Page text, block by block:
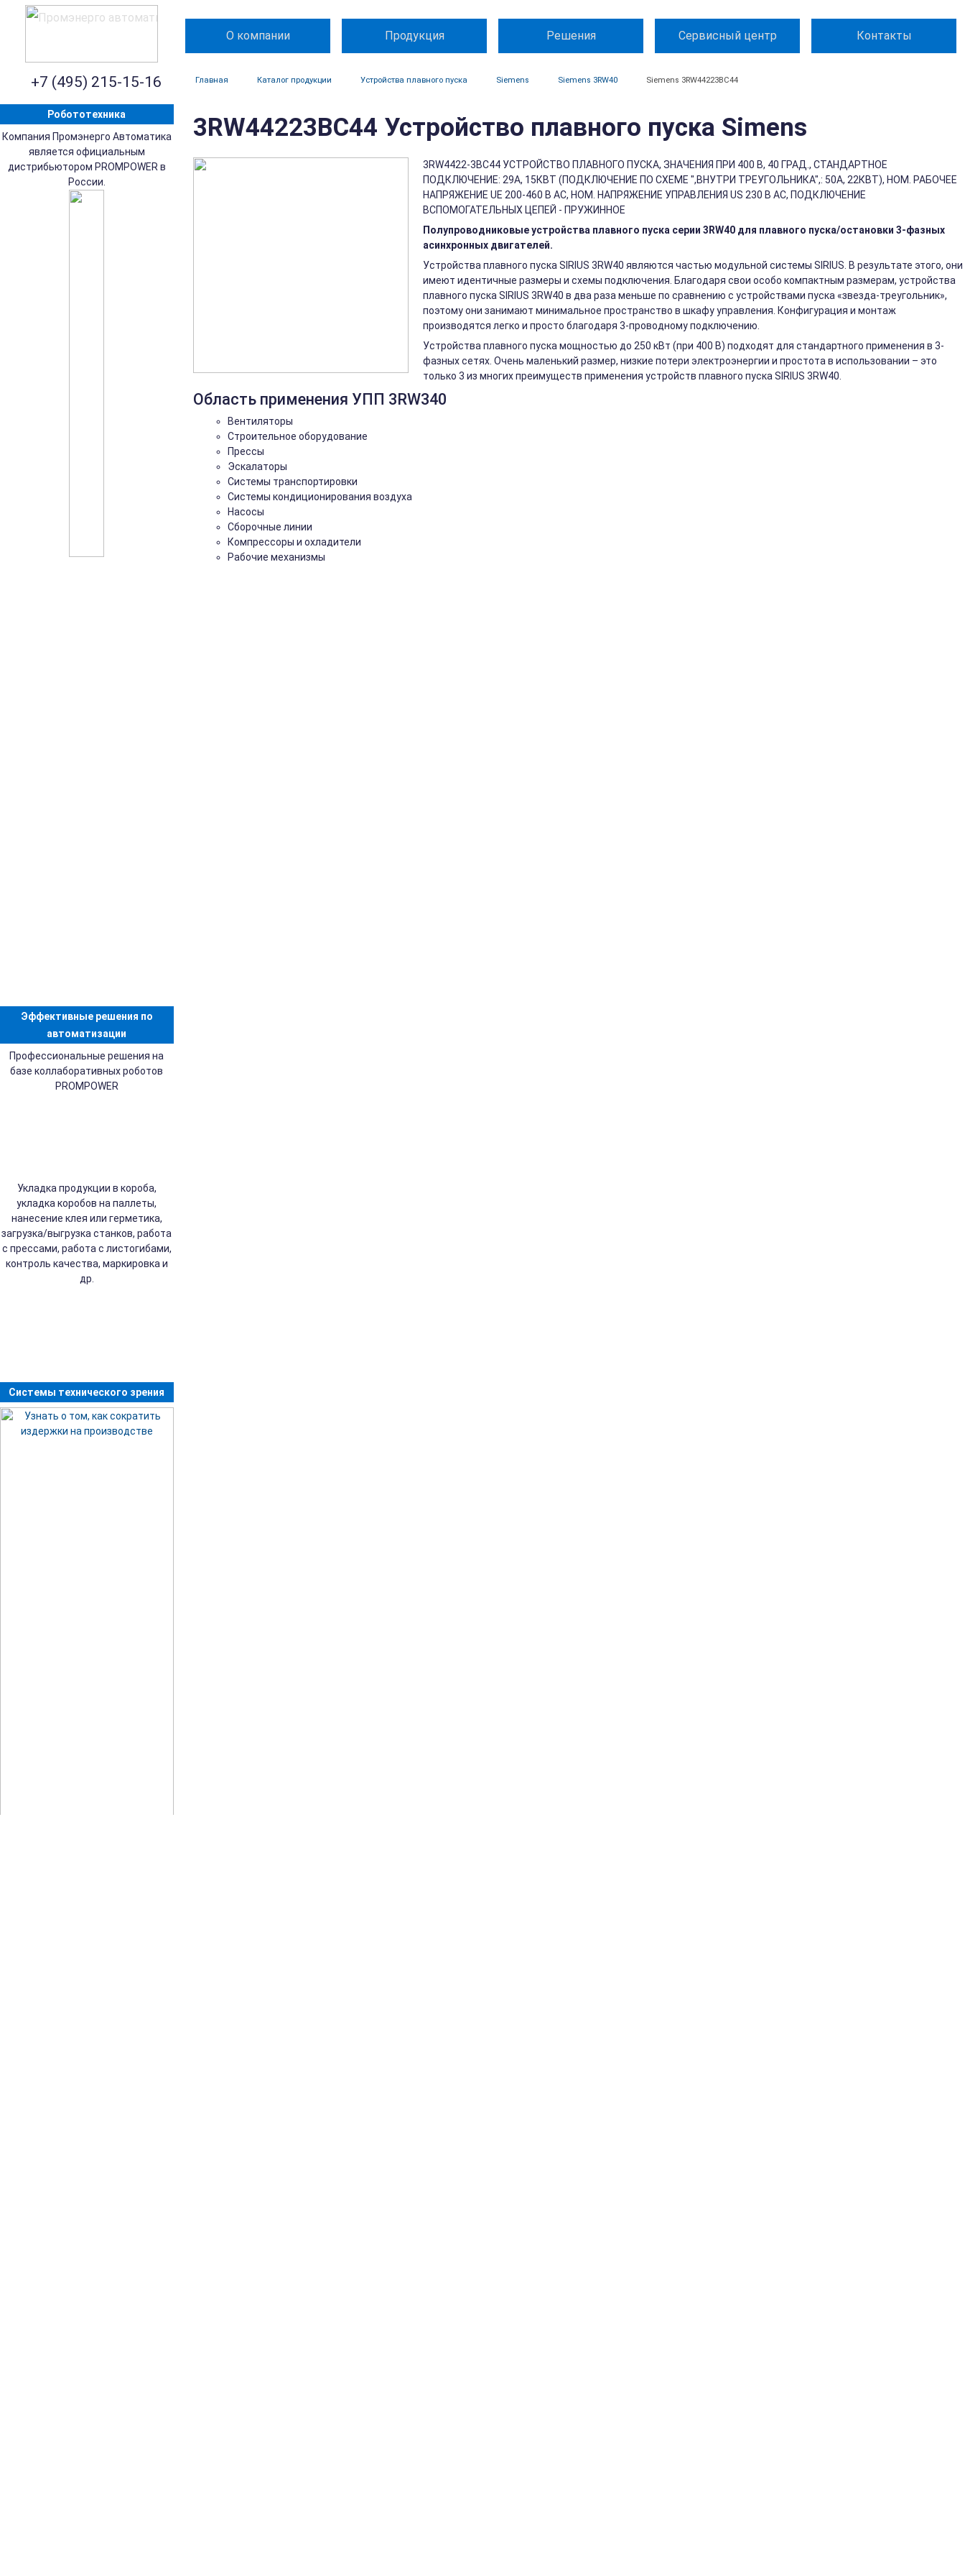
О компании Продукция Решения Сервисный центр Контакты
+7 (495) 215-15-16 Главная Каталог продукции Устройства плавного пуска Siemens Siemens 3RW40 Siemens 3RW44223BC44
Робототехника
Компания Промэнерго Автоматика
является официальным
дистрибьютором PROMPOWER в
России.
Эффективные решения по
автоматизации
Профессиональные решения на
базе коллаборативных роботов
PROMPOWER
Укладка продукции в короба,
укладка коробов на паллеты,
нанесение клея или герметика,
загрузка/выгрузка станков, работа
с прессами, работа с листогибами,
контроль качества, маркировка и
др.
Системы технического зрения
3RW44223BC44 Устройство плавного пуска Simens
3RW4422-3BC44 УСТРОЙСТВО ПЛАВНОГО ПУСКА, ЗНАЧЕНИЯ ПРИ 400 В, 40 ГРАД., СТАНДАРТНОЕ
ПОДКЛЮЧЕНИЕ: 29A, 15КВТ (ПОДКЛЮЧЕНИЕ ПО СХЕМЕ ",ВНУТРИ ТРЕУГОЛЬНИКА",: 50A, 22КВТ), НОМ. РАБОЧЕЕ
НАПРЯЖЕНИЕ UE 200-460 В АС, НОМ. НАПРЯЖЕНИЕ УПРАВЛЕНИЯ US 230 В АС, ПОДКЛЮЧЕНИЕ
ВСПОМОГАТЕЛЬНЫХ ЦЕПЕЙ - ПРУЖИННОЕ
Полупроводниковые устройства плавного пуска серии 3RW40 для плавного пуска/остановки 3-фазных
асинхронных двигателей.
Устройства плавного пуска SIRIUS 3RW40 являются частью модульной системы SIRIUS. В результате этого, они
имеют идентичные размеры и схемы подключения. Благодаря свои особо компактным размерам, устройства
плавного пуска SIRIUS 3RW40 в два раза меньше по сравнению с устройствами пуска «звезда-треугольник»,
поэтому они занимают минимальное пространство в шкафу управления. Конфигурация и монтаж
производятся легко и просто благодаря 3-проводному подключению.
Устройства плавного пуска мощностью до 250 кВт (при 400 В) подходят для стандартного применения в 3-
фазных сетях. Очень маленький размер, низкие потери электроэнергии и простота в использовании – это
только 3 из многих преимуществ применения устройств плавного пуска SIRIUS 3RW40.
Область применения УПП 3RW340
Вентиляторы
Строительное оборудование
Прессы
Эскалаторы
Системы транспортировки
Системы кондиционирования воздуха
Насосы
Сборочные линии
Компрессоры и охладители
Рабочие механизмы